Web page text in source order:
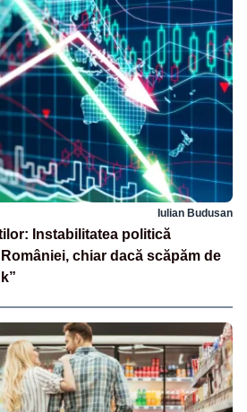
Iulian Budusan
Instabilitatea politică
chiar dacă scăpăm de